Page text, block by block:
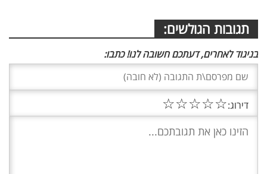
תגובות הגולשים:
בניגוד לאחרים, דעתכם חשובה לנו! כתבו:
דירוג:☆
☆
☆
☆
☆